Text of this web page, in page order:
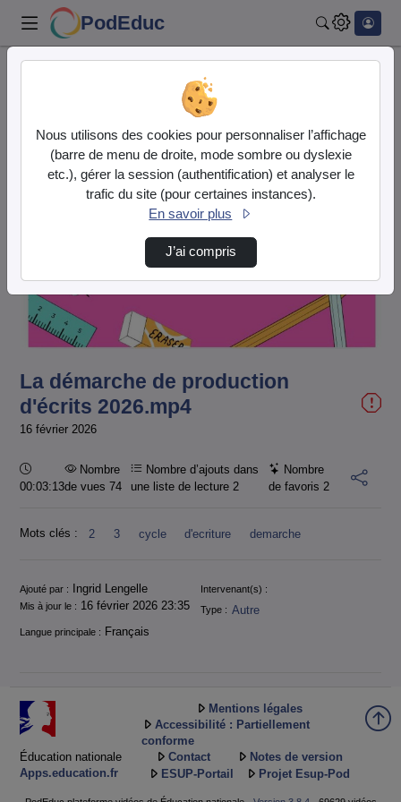
PodEduc
La démarche de production d'écrits 2026.mp4
Lire
vidéo
La démarche de production
d'écrits 2026.mp4
16 février 2026
Durée :
00:03:13
Nombre
de vues 74
Nombre d’ajouts dans
une liste de lecture 2
Nombre
de favoris 2
Mots clés : 2 3 cycle d'ecriture demarche
Informations
Ajouté par : Ingrid Lengelle
Intervenant(s) :
Mis à jour le : 16 février 2026 23:35 Type : Autre
Langue principale : Français
Éducation nationale
Apps.education.fr
Mentions légales
Accessibilité : Partiellement
conforme
Contact
Notes de version
ESUP-Portail
Projet Esup-Pod
Nous utilisons des cookies pour personnaliser l’affichage
(barre de menu de droite, mode sombre ou dyslexie
etc.), gérer la session (authentification) et analyser le
trafic du site (pour certaines instances).
En savoir plus
J’ai compris